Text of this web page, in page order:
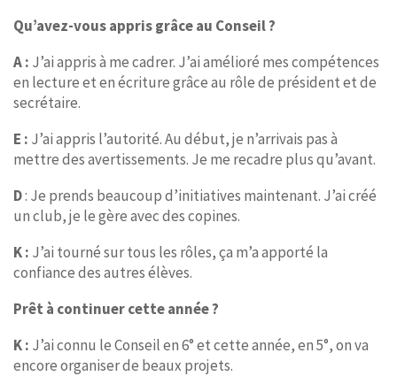
Qu’avez-vous appris grâce au Conseil ?
A : J’ai appris à me cadrer. J’ai amélioré mes compétences
en lecture et en écriture grâce au rôle de président et de
secrétaire.
E : J’ai appris l’autorité. Au début, je n’arrivais pas à
mettre des avertissements. Je me recadre plus qu’avant.
D: Je prends beaucoup d’initiatives maintenant. J’ai créé
un club, je le gère avec des copines.
K : J’ai tourné sur tous les rôles, ça m’a apporté la
confiance des autres élèves.
Prêt à continuer cette année ?
K : J’ai connu le Conseil en 6° et cette année, en 5°, on va
encore organiser de beaux projets.